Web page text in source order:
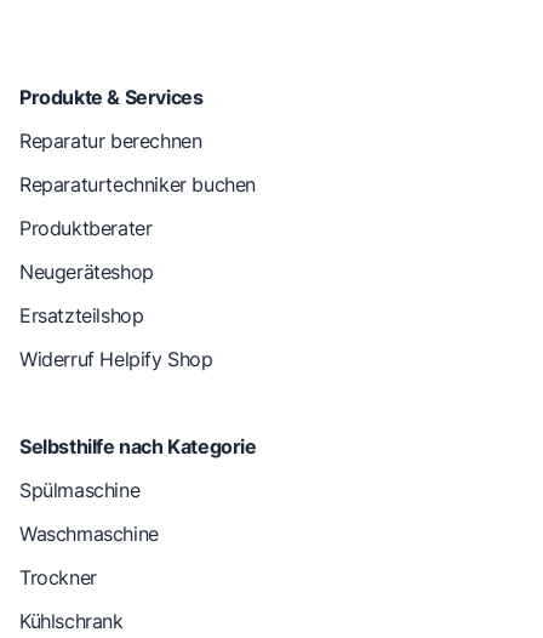
Produkte & Services
Reparatur berechnen
Reparaturtechniker buchen
Produktberater
Neugeräteshop
Ersatzteilshop
Widerruf Helpify Shop
Selbsthilfe nach Kategorie
Spülmaschine
Waschmaschine
Trockner
Kühlschrank